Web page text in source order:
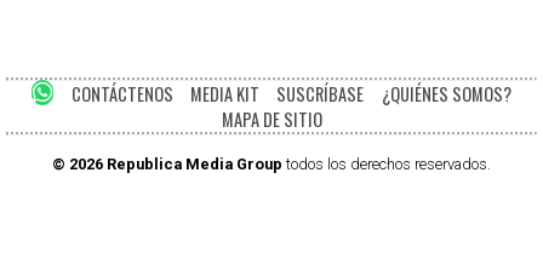
CONTÁCTENOS MEDIA KIT SUSCRÍBASE
¿QUIÉNES SOMOS?
MAPA DE SITIO
© 2026 Republica Media Group todos los derechos reservados.